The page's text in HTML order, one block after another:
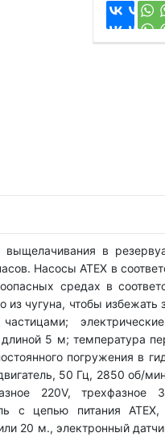
в
Насосы ATEX в
средах в
из чугуна, чтобы
5 м; температура
погружения в
50 Гц, 2850 об/
220V, трехфазное
с цепью питания
20 м., электронный